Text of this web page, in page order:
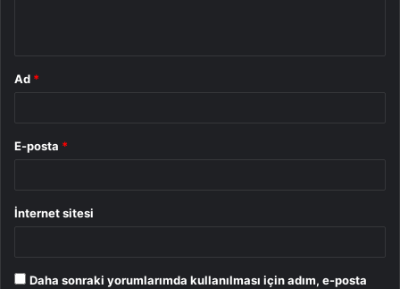
Ad *
E-posta *
İnternet sitesi
Daha sonraki yorumlarımda kullanılması için adım, e-posta